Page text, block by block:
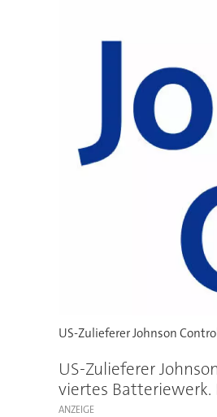
US-Zulieferer Johnson
US-Zulieferer
viertes Batteriewerk.
ANZEIGE